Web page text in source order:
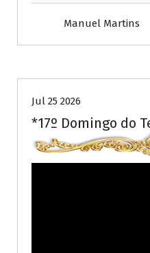
Manuel Martins
Jul 25 2026
*17º Domingo do